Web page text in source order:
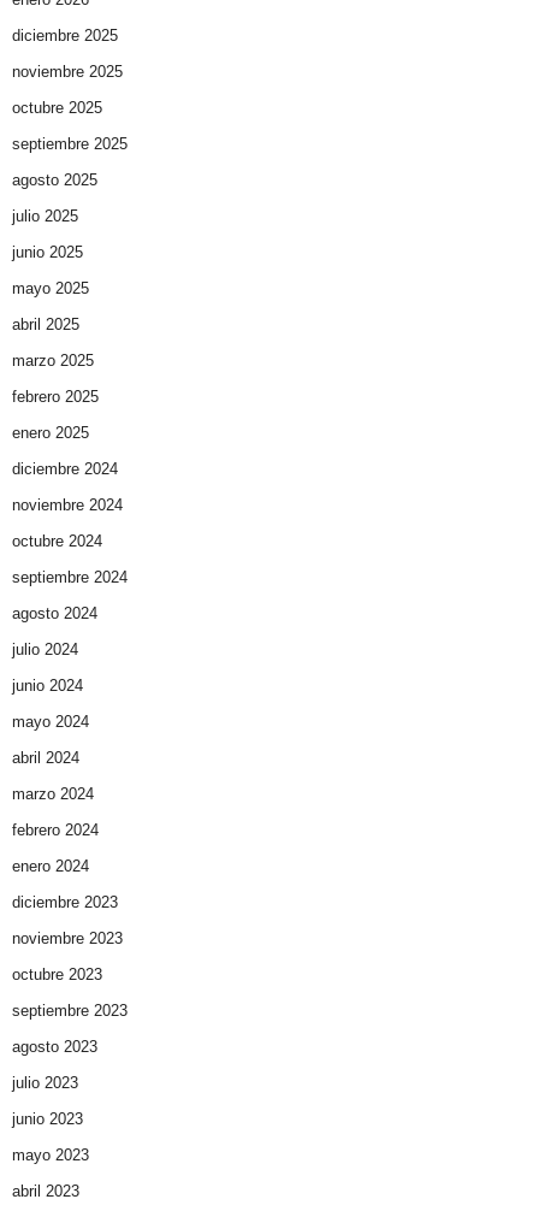
diciembre 2025
noviembre 2025
octubre 2025
septiembre 2025
agosto 2025
julio 2025
junio 2025
mayo 2025
abril 2025
marzo 2025
febrero 2025
enero 2025
diciembre 2024
noviembre 2024
octubre 2024
septiembre 2024
agosto 2024
julio 2024
junio 2024
mayo 2024
abril 2024
marzo 2024
febrero 2024
enero 2024
diciembre 2023
noviembre 2023
octubre 2023
septiembre 2023
agosto 2023
julio 2023
junio 2023
mayo 2023
abril 2023